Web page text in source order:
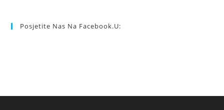
Posjetite Nas Na Facebook.u: